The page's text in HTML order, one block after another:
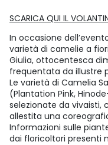
SCARICA QUI IL
In occasione
varietà di camelie a
Giulia, ottocentesca
frequentata da illustre
Le varietà di Camelia
(Plantation Pink,
selezionate da vivaisti,
allestita una
Informazioni sulle
dai floricoltori presenti